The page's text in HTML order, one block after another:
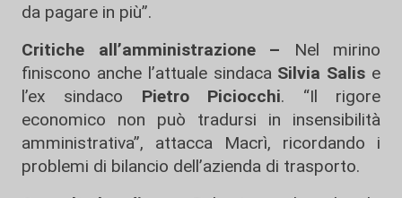
da pagare in più”.
Critiche all’amministrazione – Nel mirino
finiscono anche l’attuale sindaca Silvia Salis e
l’ex sindaco Pietro Piciocchi. “Il rigore
economico non può tradursi in insensibilità
amministrativa”, attacca Macrì, ricordando i
problemi di bilancio dell’azienda di trasporto.